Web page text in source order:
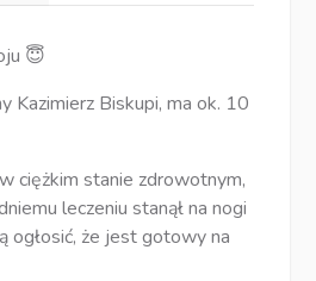
😇
Kazimierz Biskupi, ma ok. 10
ciężkim stanie zdrowotnym,
leczeniu stanął na nogi
ogłosić, że jest gotowy na